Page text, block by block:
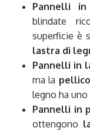
Pannelli in
blindate
superficie è
lastra di
Pannelli in
ma la
legno ha uno
Pannelli in
ottengono